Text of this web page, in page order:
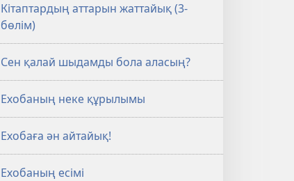
Кітаптардың аттарын жаттайық (3-
бөлім)
Сен қалай шыдамды бола аласың?
Ехобаның неке құрылымы
Ехобаға ән айтайық!
Ехобаның есімі